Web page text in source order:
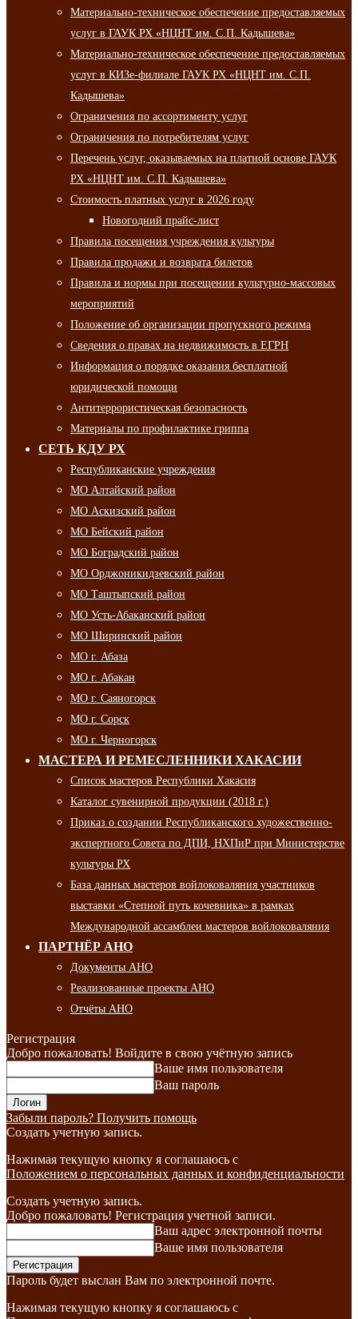
Материально-техническое обеспечение предоставляемых
услуг в ГАУК РХ «НЦНТ им. С.П. Кадышева»
Материально-техническое обеспечение предоставляемых
услуг в КИЗе-филиале ГАУК РХ «НЦНТ им. С.П.
Кадышева»
Ограничения по ассортименту услуг
Ограничения по потребителям услуг
Перечень услуг, оказываемых на платной основе ГАУК
РХ «НЦНТ им. С.П. Кадышева»
Стоимость платных услуг в 2026 году
Новогодний прайс-лист
Правила посещения учреждения культуры
Правила продажи и возврата билетов
Правила и нормы при посещении культурно-массовых
мероприятий
Положение об организации пропускного режима
Сведения о правах на недвижимость в ЕГРН
Информация о порядке оказания бесплатной
юридической помощи
Антитеррористическая безопасность
Материалы по профилактике гриппа
СЕТЬ КДУ РХ
Республиканские учреждения
МО Алтайский район
МО Аскизский район
МО Бейский район
МО Боградский район
МО Орджоникидзевский район
МО Таштыпский район
МО Усть-Абаканский район
МО Ширинский район
МО г. Абаза
МО г. Абакан
МО г. Саяногорск
МО г. Сорск
МО г. Черногорск
МАСТЕРА И РЕМЕСЛЕННИКИ ХАКАСИИ
Список мастеров Республики Хакасия
Каталог сувенирной продукции (2018 г.)
Приказ о создании Республиканского художественно-
экспертного Совета по ДПИ, НХПиР при Министерстве
культуры РХ
База данных мастеров войлоковаляния участников
выставки «Степной путь кочевника» в рамках
Международной ассамблеи мастеров войлоковаляния
ПАРТНЁР АНО
Документы АНО
Реализованные проекты АНО
Отчёты АНО
Регистрация
Добро пожаловать! Войдите в свою учётную запись
Ваше имя пользователя
Ваш пароль
Забыли пароль? Получить помощь
Создать учетную запись.
Нажимая текущую кнопку я соглашаюсь с
Положением о персональных данных и конфиденциальности
Создать учетную запись.
Добро пожаловать! Регистрация учетной записи.
Ваш адрес электронной почты
Ваше имя пользователя
Пароль будет выслан Вам по электронной почте.
Нажимая текущую кнопку я соглашаюсь с